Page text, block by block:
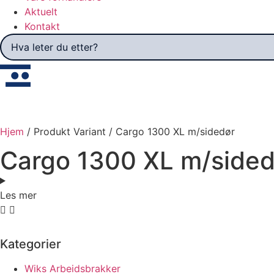
Aktuelt
Kontakt
Hva leter du etter?
Hjem / Produkt Variant / Cargo 1300 XL m/sidedør
Cargo 1300 XL m/
Les mer
Kategorier
Wiks Arbeidsbrakker